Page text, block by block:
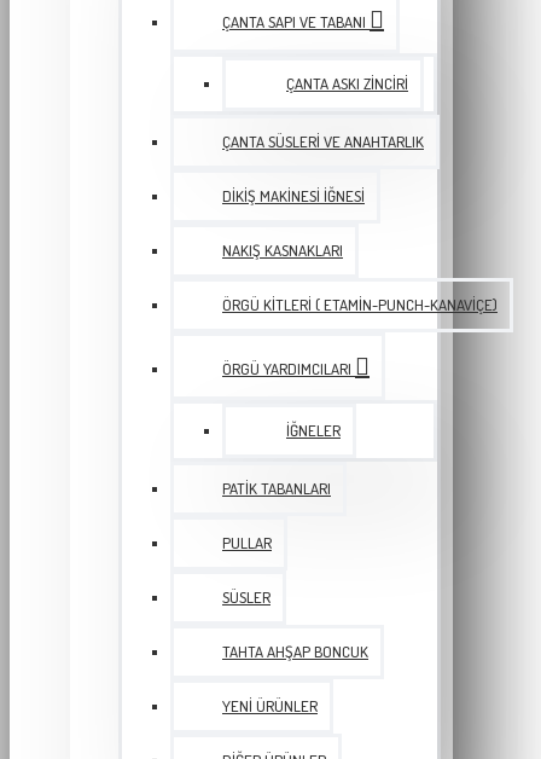
ÇANTA SAPI VE TABANI
ÇANTA ASKI ZINCIRI
ÇANTA SÜSLERI VE ANAHTARLIK
DIKIŞ MAKINESI İĞNESI
NAKIŞ KASNAKLARI
ÖRGÜ KITLERI ( ETAMIN-PUNCH-KANAVIÇE)
ÖRGÜ YARDIMCILARI
İĞNELER
PATIK TABANLARI
PULLAR
SÜSLER
TAHTA AHŞAP BONCUK
YENI ÜRÜNLER